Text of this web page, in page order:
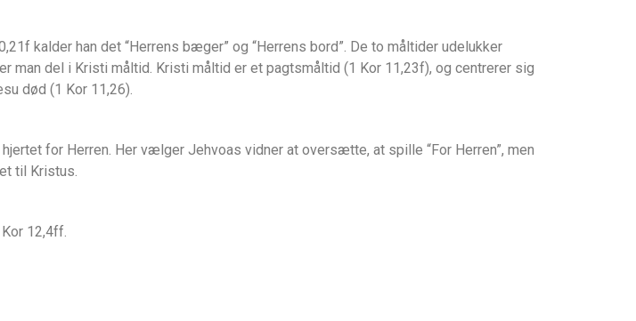
kalder han det “Herrens bæger” og “Herrens bord”. De to måltider udelukker
man del i Kristi måltid. Kristi måltid er et pagtsmåltid (1 Kor 11,23f), og centrerer sig
død (1 Kor 11,26).
for Herren. Her vælger Jehvoas vidner at oversætte, at spille “For Herren”, men
til Kristus.
12,4ff.